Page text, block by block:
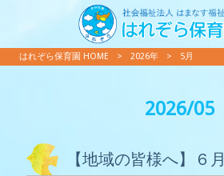
はれぞら保育園 HOME > 2026年 > 5月
2026/05
【地域の皆様へ】６